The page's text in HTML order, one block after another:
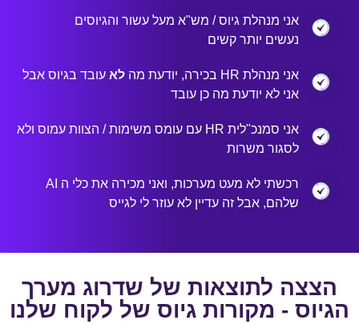
אני מנהלת גיוס / מש"א מעל עשור והגיוסים
נעשים יותר קשים
אני מנהלת HR בכירה, יודעת מה לא עובד בגיוס אבל
אני לא יודעת מה כן עובד
אני סמנכ"לית HR עם עומס משימות / הצוות עמוס ולא
לסגור משרות
רכשתי לא מעט מערכות, ואני מכירה את כלי ה AI
שלהם, אבל זה עדיין לא עוזר לי לגייס
הצצה לתוצאות של שדרוג מערך
הגיוס - מקורות גיוס של לקוח שלנו